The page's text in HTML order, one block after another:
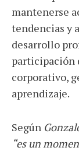
mantenerse
tendencias y
desarrollo
participación
corporativo,
aprendizaje.
Según
“es un